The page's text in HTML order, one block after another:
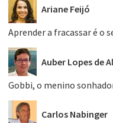
Ariane Feijó
Aprender a fracassar é o
Auber Lopes de
Gobbi, o menino
Carlos Nabinger